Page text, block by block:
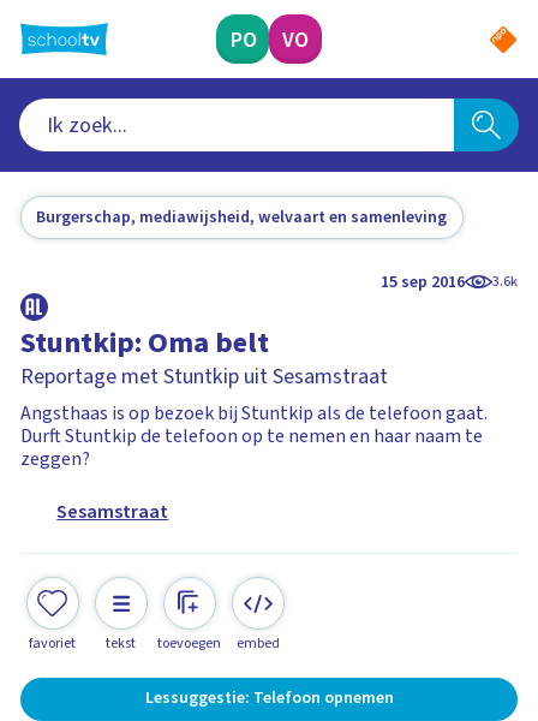
naar
hoofdinhoud
PO VO
Burgerschap, mediawijsheid, welvaart en samenleving
15 sep 2016 3.6k
Stuntkip: Oma belt
Reportage met Stuntkip uit Sesamstraat
Angsthaas is op bezoek bij Stuntkip als de telefoon gaat.
Durft Stuntkip de telefoon op te nemen en haar naam te
zeggen?
Sesamstraat
favoriet tekst toevoegen embed
Lessuggestie: Telefoon opnemen